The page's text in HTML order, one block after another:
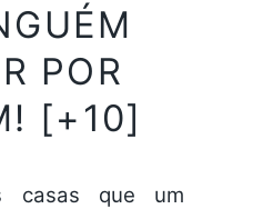
POR
[+10]
casas que um